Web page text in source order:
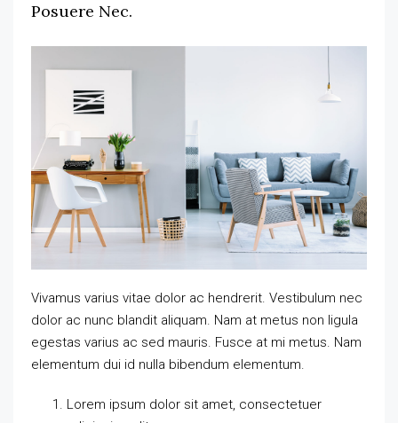
Posuere Nec.
Vivamus varius vitae dolor ac hendrerit. Vestibulum nec
dolor ac nunc blandit aliquam. Nam at metus non ligula
egestas varius ac sed mauris. Fusce at mi metus. Nam
elementum dui id nulla bibendum elementum.
Lorem ipsum dolor sit amet, consectetuer